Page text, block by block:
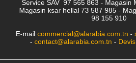
Service SAV 97 565 863 - Magasin
Magasin ksar hellal 73 587 985 -
98 155 910
E-mail commercial@alarabia.com.tn -
- contact@alarabia.com.tn -